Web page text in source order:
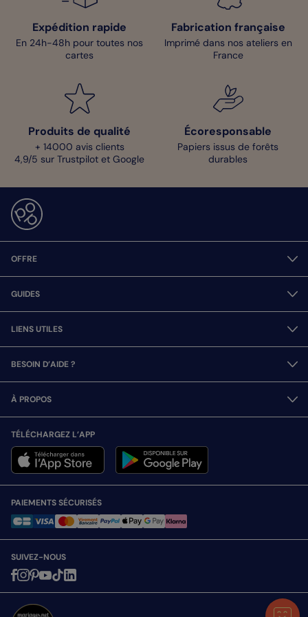
Expédition rapide
En 24h-48h pour toutes nos
cartes
Fabrication française
Imprimé dans nos ateliers en
France
Produits de qualité
+ 14000 avis clients
4,9/5 sur Trustpilot et Google
Écoresponsable
Papiers issus de forêts
durables
OFFRE
GUIDES
LIENS UTILES
BESOIN D’AIDE ?
À PROPOS
TÉLÉCHARGEZ L’APP
PAIEMENTS SÉCURISÉS
SUIVEZ-NOUS